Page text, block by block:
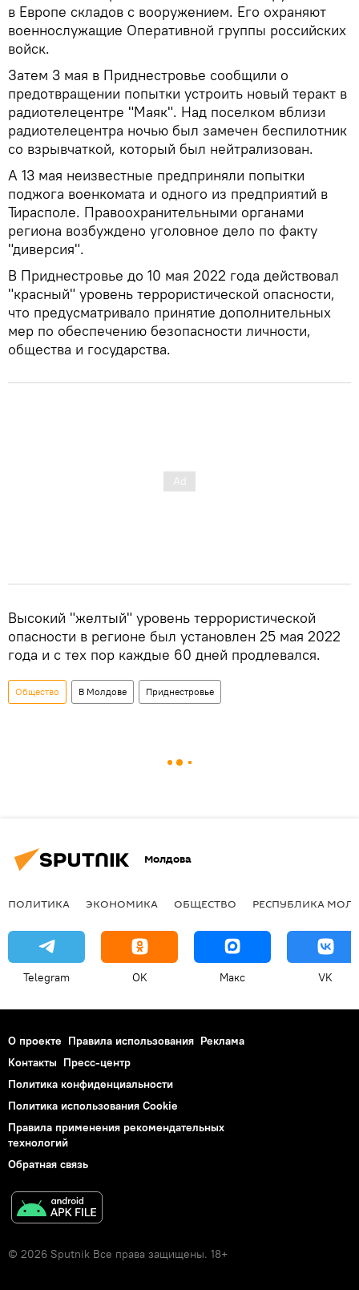
в Европе складов с вооружением. Его охраняют
военнослужащие Оперативной группы российских
войск.
Затем 3 мая в Приднестровье сообщили о
предотвращении попытки устроить новый теракт в
радиотелецентре "Маяк". Над поселком вблизи
радиотелецентра ночью был замечен беспилотник
со взрывчаткой, который был нейтрализован.
А 13 мая неизвестные предприняли попытки
поджога военкомата и одного из предприятий в
Тирасполе. Правоохранительными органами
региона возбуждено уголовное дело по факту
"диверсия".
В Приднестровье до 10 мая 2022 года действовал
"красный" уровень террористической опасности,
что предусматривало принятие дополнительных
мер по обеспечению безопасности личности,
общества и государства.
Высокий "желтый" уровень террористической
опасности в регионе был установлен 25 мая 2022
года и с тех пор каждые 60 дней продлевался.
Общество В Молдове Приднестровье
Молдова
ПОЛИТИКА ЭКОНОМИКА ОБЩЕСТВО РЕСПУБЛИКА
Telegram OK Макс VK
О проекте Правила использования Реклама
Контакты Пресс-центр
Политика конфиденциальности
Политика использования Cookie
Правила применения рекомендательных
технологий
Обратная связь
© 2026 Sputnik Все права защищены. 18+